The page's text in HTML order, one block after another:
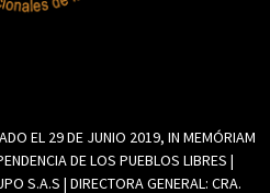
EL 29 DE JUNIO 2019, IN MEMÓRIAM
DE LOS PUEBLOS LIBRES |
S.A.S | DIRECTORA GENERAL: CRA.